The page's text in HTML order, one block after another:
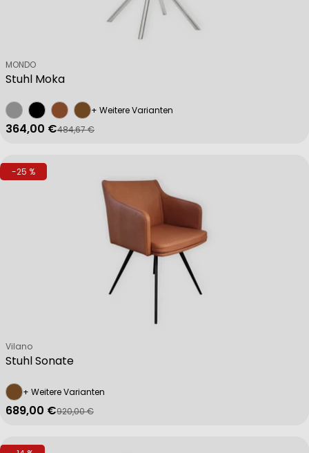
Stuhl Moka
Verkäufer:
MONDO
+ Weitere Varianten
Verkaufspreis
364,00 €
Regulärer Preis
484,67 €
-25 %
Stuhl Sonate
Verkäufer:
Vilano
+ Weitere Varianten
Verkaufspreis
689,00 €
Regulärer Preis
920,00 €